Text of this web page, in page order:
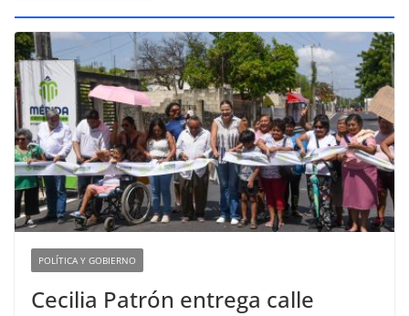
POLÍTICA Y GOBIERNO
Cecilia Patrón entrega calle